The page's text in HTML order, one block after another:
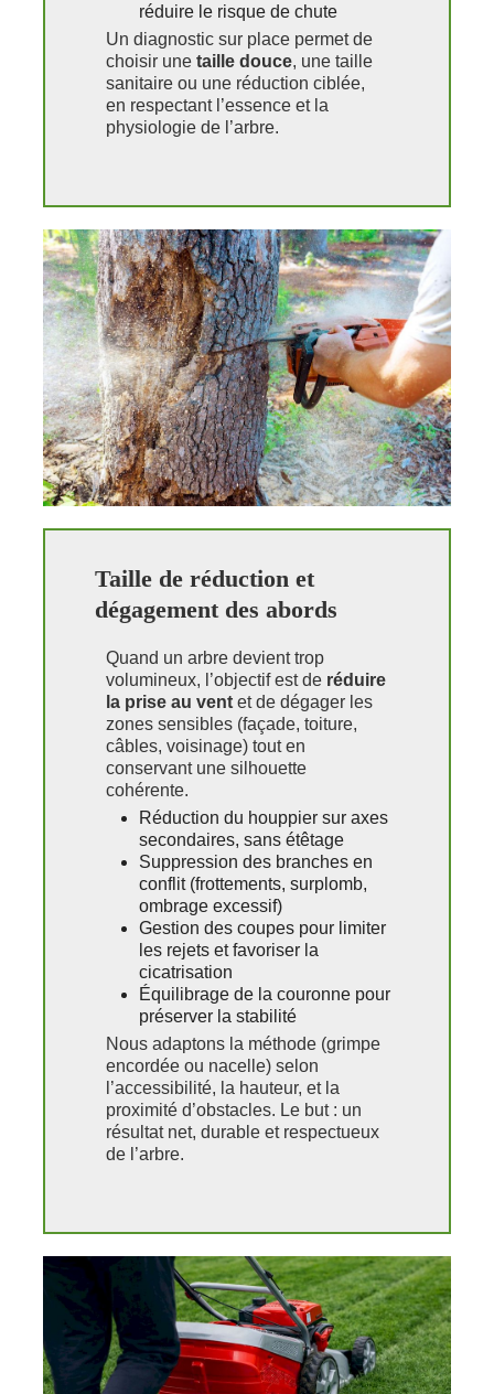
réduire le risque de chute
Un diagnostic sur place permet de
choisir une taille douce, une taille
sanitaire ou une réduction ciblée,
en respectant l’essence et la
physiologie de l’arbre.
Taille de réduction et
dégagement des abords
Quand un arbre devient trop
volumineux, l’objectif est de réduire
la prise au vent et de dégager les
zones sensibles (façade, toiture,
câbles, voisinage) tout en
conservant une silhouette
cohérente.
Réduction du houppier sur axes
secondaires, sans étêtage
Suppression des branches en
conflit (frottements, surplomb,
ombrage excessif)
Gestion des coupes pour limiter
les rejets et favoriser la
cicatrisation
Équilibrage de la couronne pour
préserver la stabilité
Nous adaptons la méthode (grimpe
encordée ou nacelle) selon
l’accessibilité, la hauteur, et la
proximité d’obstacles. Le but : un
résultat net, durable et respectueux
de l’arbre.